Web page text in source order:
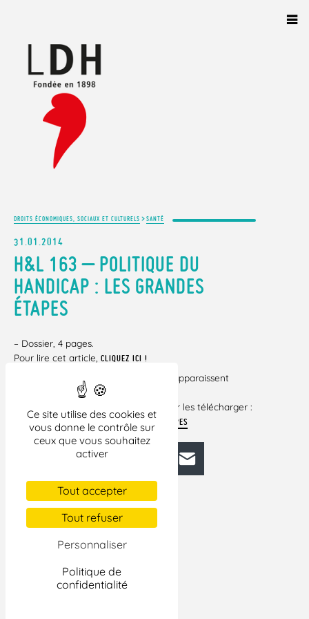
Ce site utilise des cookies et
vous donne le contrôle sur
ceux que vous souhaitez
activer
Tout accepter
Tout refuser
Personnaliser
Politique de
confidentialité
DROITS ÉCONOMIQUES, SOCIAUX ET CULTURELS >SANTÉ
31.01.2014
H&L 163 – POLITIQUE DU
HANDICAP : LES GRANDES
ÉTAPES
– Dossier, 4 pages.
Pour lire cet article, CLIQUEZ ICI !
Si certains liens vers des documents apparaissent
brisés dans cet
article, veuillez cliquer ci-dessous pour les télécharger :
POLITIQUE DU HANDICAP : LES GRANDES ÉTAPES
FacebookBlueskyMastodonLinkedIn